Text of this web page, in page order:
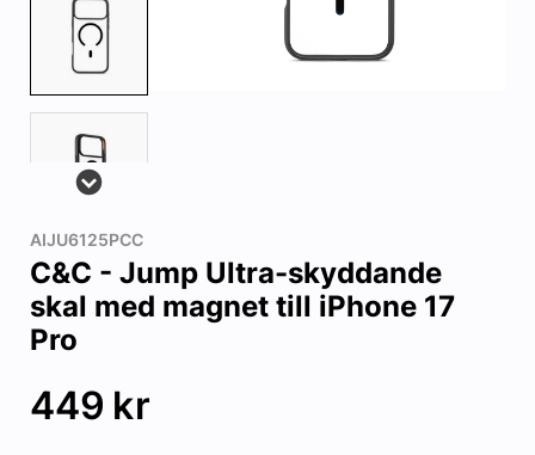
AIJU6125PCC
C&C - Jump Ultra-skyddande
skal med magnet till iPhone 17
Pro
449 kr